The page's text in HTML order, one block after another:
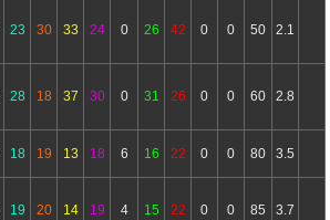
23 30 33 24 0 26 42 0 0 50 2.1
28 18 37 30 0 31 26 0 0 60 2.8
18 19 13 18 6 16 22 0 0 80 3.5
19 20 14 19 4 15 22 0 0 85 3.7